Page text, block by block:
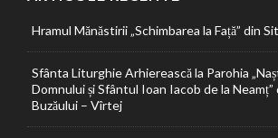
Hramul Mănăstirii „Schimbarea la Față” din
Sfânta Liturghie Arhierească la Parohia
Domnului și Sfântul Ioan Iacob de la
Buzăului – Vîrtej